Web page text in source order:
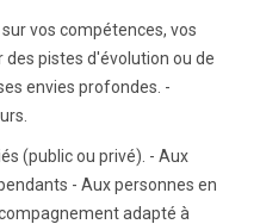
vos compétences, vos
pistes d'évolution ou de
envies profondes. -
(public ou privé). - Aux
- Aux personnes en
adapté à